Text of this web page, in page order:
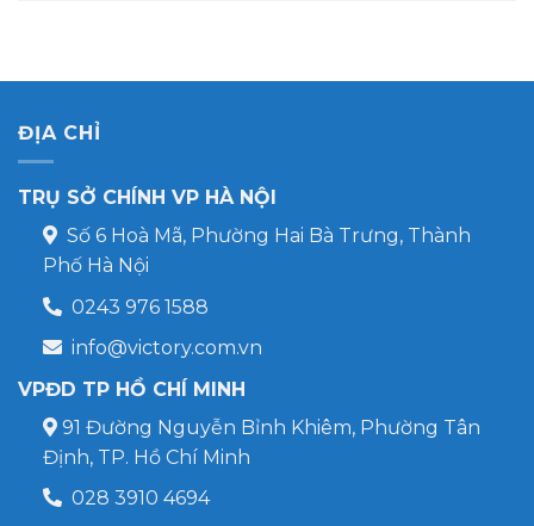
ĐỊA CHỈ
TRỤ SỞ CHÍNH VP HÀ NỘI
Số 6 Hoà Mã, Phường Hai Bà Trưng, Thành
Phố Hà Nội
0243 976 1588
info@victory.com.vn
VPĐD TP HỒ CHÍ MINH
91 Đường Nguyễn Bỉnh Khiêm, Phường Tân
Định, TP. Hồ Chí Minh
028 3910 4694